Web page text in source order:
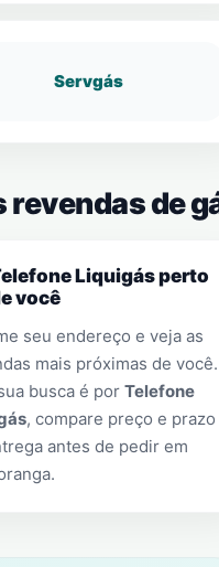
Servgás
revendas de
Liquigás perto
você
seu endereço e veja as
mais próximas de você.
busca é por Telefone
, compare preço e prazo
antes de pedir em
.